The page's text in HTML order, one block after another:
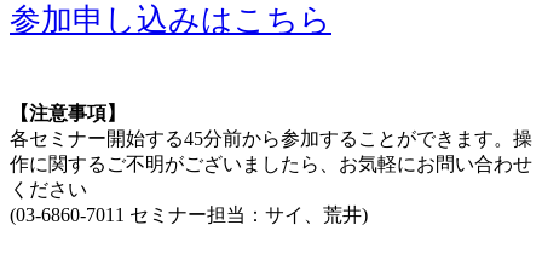
参加申し込みはこちら
【注意事項】
各セミナー開始する45分前から参加することができます。操
作に関するご不明がございましたら、お気軽にお問い合わせ
ください
(03-6860-7011 セミナー担当：サイ、荒井)